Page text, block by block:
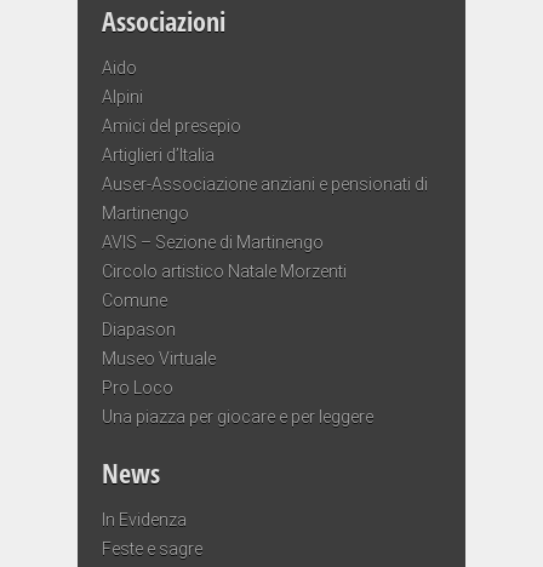
Associazioni
Aido
Alpini
Amici del presepio
Artiglieri d’Italia
Auser-Associazione anziani e pensionati di
Martinengo
AVIS – Sezione di Martinengo
Circolo artistico Natale Morzenti
Comune
Diapason
Museo Virtuale
Pro Loco
Una piazza per giocare e per leggere
News
In Evidenza
Feste e sagre